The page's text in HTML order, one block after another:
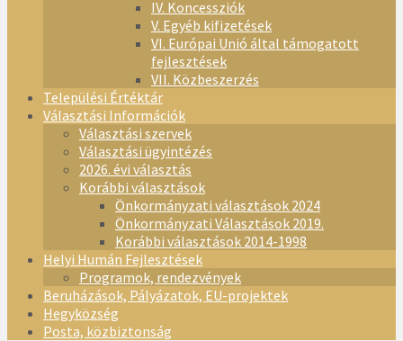
IV. Koncessziók
V. Egyéb kifizetések
VI. Európai Unió által támogatott
fejlesztések
VII. Közbeszerzés
Települési Értéktár
Választási Információk
Választási szervek
Választási ügyintézés
2026. évi választás
Korábbi választások
Önkormányzati választások 2024
Önkormányzati Választások 2019.
Korábbi választások 2014-1998
Helyi Humán Fejlesztések
Programok, rendezvények
Beruházások, Pályázatok, EU-projektek
Hegyközség
Posta, közbiztonság